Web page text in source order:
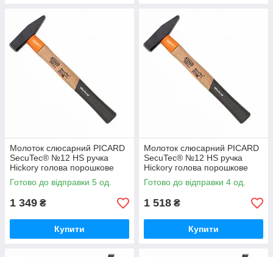
Молоток слюсарний PICARD
SecuTec® №12 HS ручка
Hickory голова порошкове
покриття 600 гр
Готово до відправки 5 од.
1 349 ₴
Купити
Молоток слюсарний PICARD
SecuTec® №12 HS ручка
Hickory голова порошкове
покриття 800 гр
Готово до відправки 4 од.
1 518 ₴
Купити